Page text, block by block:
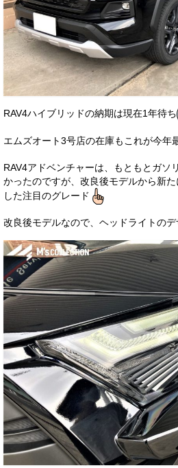
スタッフ紹介
ブログ
イベント
スタッフブログ
お客様の声
お問い合わせ
メールフォーム
電話はこちら
RAV4ハイブリッドの納期は現在1年待ち
エムズオート3号店の在庫もこれが今年
RAV4アドベンチャーは、もともとガソ
かったのですが、改良後モデルから新
した注目のグレード
改良後モデルなので、ヘッドライトの